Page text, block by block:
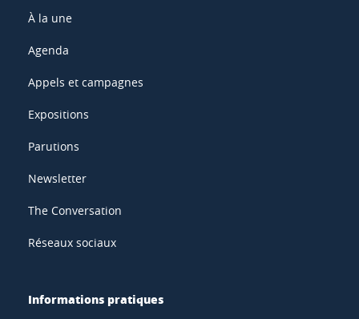
À la une
Agenda
Appels et campagnes
Expositions
Parutions
Newsletter
The Conversation
Réseaux sociaux
Informations pratiques